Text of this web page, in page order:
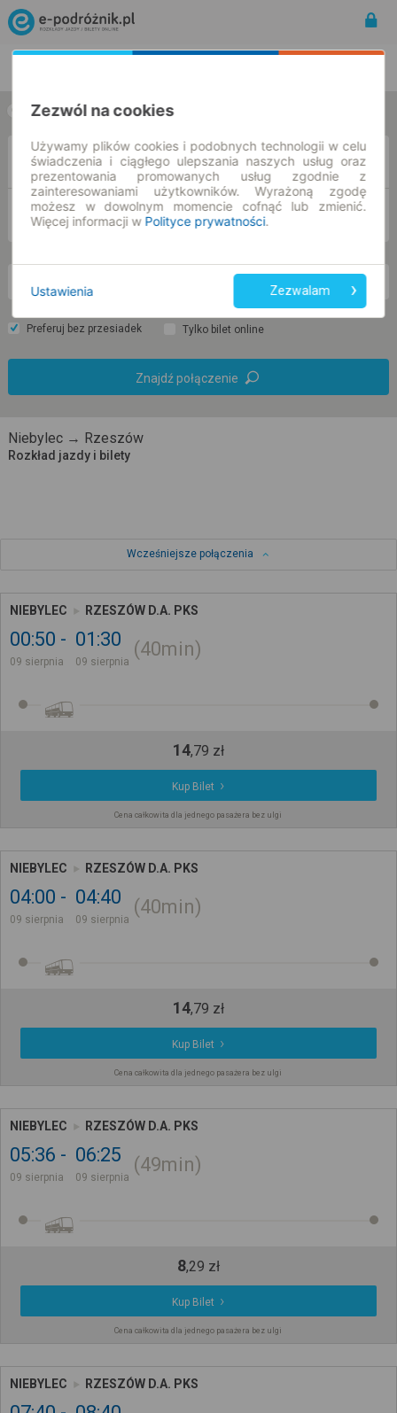
w jedną stronę w obie strony
Z
DO
nd. 9 sie.
Preferuj bez przesiadek Tylko bilet online
Znajdź połączenie
Niebylec → Rzeszów
Rozkład jazdy i bilety
Wcześniejsze połączenia
NIEBYLEC RZESZÓW D.A. PKS
00:50
09 sierpnia
01:30
09 sierpnia
40min
14,79 zł
Kup Bilet
Cena całkowita dla jednego pasażera bez ulgi
NIEBYLEC RZESZÓW D.A. PKS
04:00
09 sierpnia
04:40
09 sierpnia
40min
14,79 zł
Kup Bilet
Cena całkowita dla jednego pasażera bez ulgi
NIEBYLEC RZESZÓW D.A. PKS
05:36
09 sierpnia
06:25
09 sierpnia
49min
8,29 zł
Kup Bilet
Cena całkowita dla jednego pasażera bez ulgi
NIEBYLEC RZESZÓW D.A. PKS
Zezwól na cookies
Używamy plików cookies i podobnych technologii w celu
świadczenia i ciągłego ulepszania naszych usług oraz
prezentowania promowanych usług zgodnie z
zainteresowaniami użytkowników. Wyrażoną zgodę
możesz w dowolnym momencie cofnąć lub zmienić.
Więcej informacji w Polityce prywatności.
Ustawienia Zezwalam